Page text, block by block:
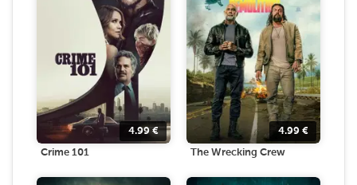
4.99€
Crime 101
4.99 €
The Wrecking Crew